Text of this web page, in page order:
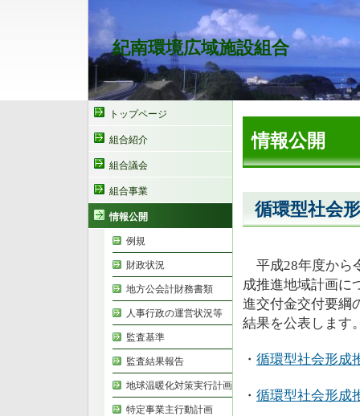
紀南環境広域施設組合
トップページ
組合紹介
組合議会
組合事業
情報公開
例規
財政状況
地方公会計財務書類
人事行政の運営状況等
監査基準
監査結果報告
地球温暖化対策実行計画
特定事業主行動計画
情報公開
循環型社会
平成28年度から
成推進地域計画に
進交付金交付要綱
結果を公表します
・ 循環型社会形成
・ 循環型社会形成